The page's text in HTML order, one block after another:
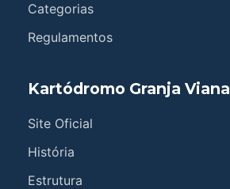
Categorias
Regulamentos
Kartódromo Granja Viana
Site Oficial
História
Estrutura